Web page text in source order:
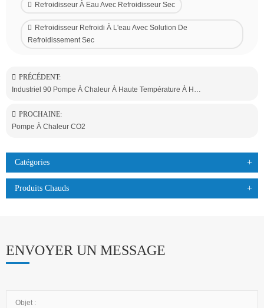
Refroidisseur À Eau Avec Refroidisseur Sec
Refroidisseur Refroidi À L'eau Avec Solution De
Refroidissement Sec
PRÉCÉDENT:
Industriel 90 Pompe À Chaleur À Haute Température À Haute Température
PROCHAINE:
Pompe À Chaleur CO2
Catégories
Produits Chauds
ENVOYER UN MESSAGE
Objet :